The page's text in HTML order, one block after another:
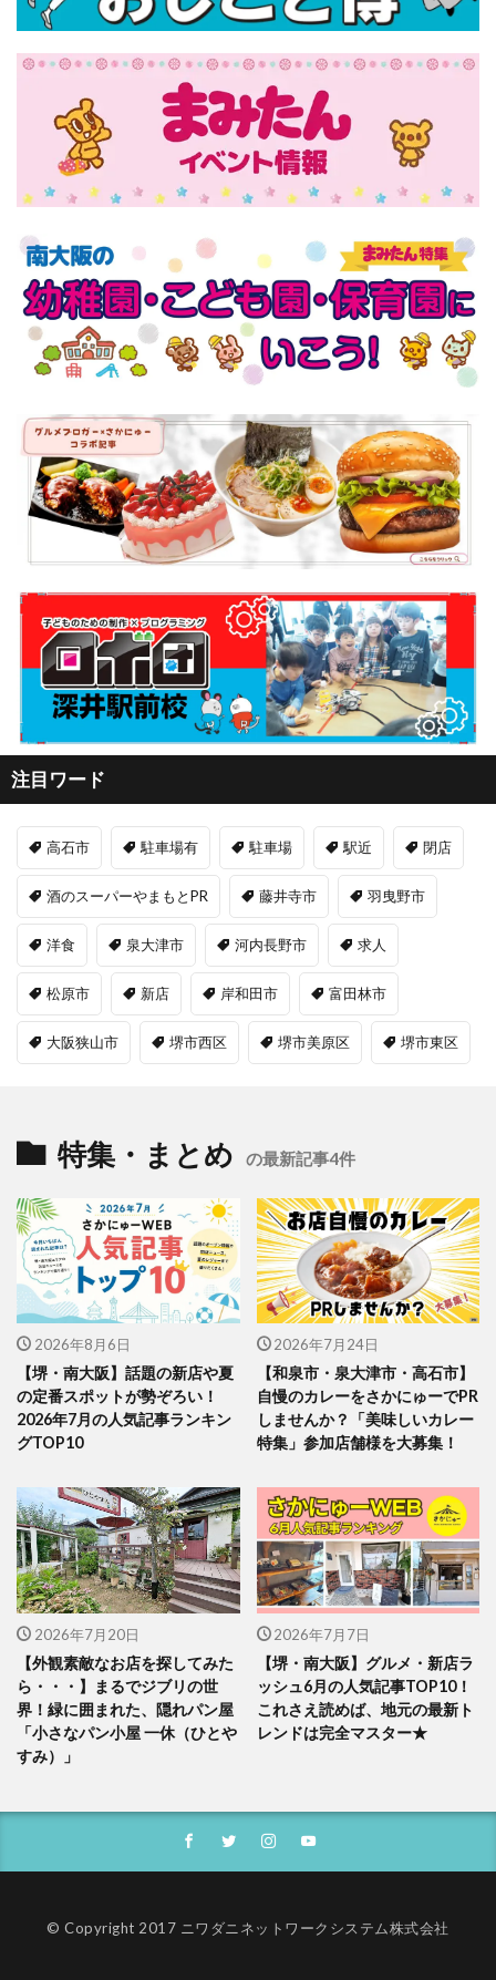
注目ワード
高石市 駐車場有 駐車場 駅近 閉店
酒のスーパーやまもとPR 藤井寺市 羽曳野市
洋食 泉大津市 河内長野市 求人
松原市 新店 岸和田市 富田林市
大阪狭山市 堺市西区 堺市美原区 堺市東区
特集・まとめ の最新記事4件
2026年8月6日
【堺・南大阪】話題の新店や夏
の定番スポットが勢ぞろい！
2026年7月の人気記事ランキン
グTOP10
2026年7月24日
【和泉市・泉大津市・高石市】
自慢のカレーをさかにゅーでPR
しませんか？「美味しいカレー
特集」参加店舗様を大募集！
2026年7月20日
【外観素敵なお店を探してみた
ら・・・】まるでジブリの世
界！緑に囲まれた、隠れパン屋
「小さなパン小屋 一休（ひとや
すみ）」
2026年7月7日
【堺・南大阪】グルメ・新店ラ
ッシュ6月の人気記事TOP10！
これさえ読めば、地元の最新ト
レンドは完全マスター★
© Copyright 2017 ニワダニネットワークシステム株式会社